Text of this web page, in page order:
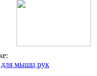
мышц рук